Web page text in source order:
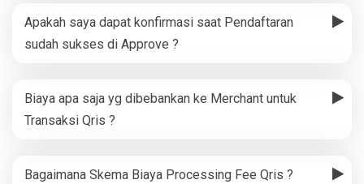
Apakah saya dapat konfirmasi saat Pendaftaran
sudah sukses di Approve ?
Biaya apa saja yg dibebankan ke Merchant untuk
Transaksi Qris ?
Bagaimana Skema Biaya Processing Fee Qris ?